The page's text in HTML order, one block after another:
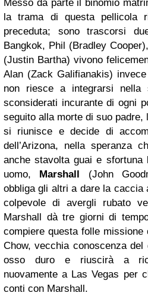
Messo da parte il binomio
la trama di questa pellicola
preceduta; sono trascorsi
Bangkok, Phil (Bradley
(Justin Bartha) vivono
Alan (Zack Galifianakis)
non riesce a integrarsi nella
sconsiderati incurante di ogni
seguito alla morte di suo
si riunisce e decide di
dell’Arizona, nella speranza
anche stavolta guai e sfortuna
uomo,
Marshall
(John
obbliga gli altri a dare la caccia
colpevole di avergli rubato
Marshall dà tre giorni di
compiere questa folle
Chow, vecchia conoscenza
osso duro e riuscirà a
nuovamente a Las Vegas per
conti con Marshall.